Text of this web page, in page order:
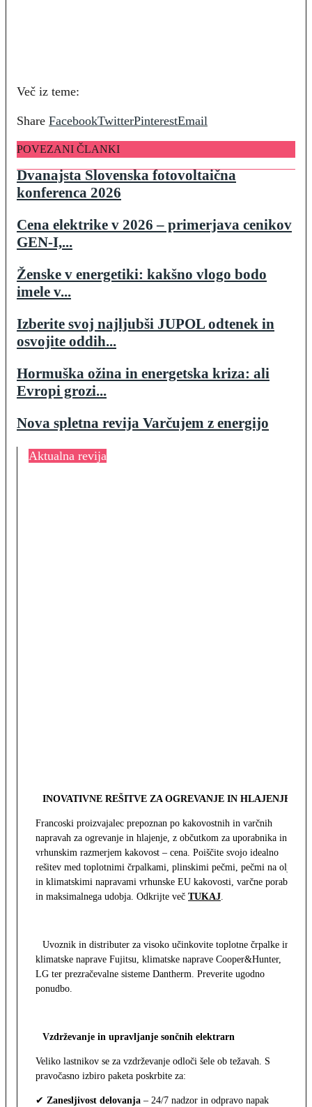
Več iz teme:
Share FacebookTwitterPinterestEmail
POVEZANI ČLANKI
Dvanajsta Slovenska fotovoltaična
konferenca 2026
Cena elektrike v 2026 – primerjava cenikov
GEN-I,...
Ženske v energetiki: kakšno vlogo bodo
imele v...
Izberite svoj najljubši JUPOL odtenek in
osvojite oddih...
Hormuška ožina in energetska kriza: ali
Evropi grozi...
Nova spletna revija Varčujem z energijo
Aktualna revija
INOVATIVNE REŠITVE ZA OGREVANJE IN HLAJENJE
Francoski proizvajalec prepoznan po kakovostnih in varčnih
napravah za ogrevanje in hlajenje, z občutkom za uporabnika in z
vrhunskim razmerjem kakovost – cena. Poiščite svojo idealno
rešitev med toplotnimi črpalkami, plinskimi pečmi, pečmi na olje
in klimatskimi napravami vrhunske EU kakovosti, varčne porabe
in maksimalnega udobja. Odkrijte več TUKAJ.
Uvoznik in distributer za visoko učinkovite toplotne črpalke in
klimatske naprave Fujitsu, klimatske naprave Cooper&Hunter,
LG ter prezračevalne sisteme Dantherm. Preverite ugodno
ponudbo.
Vzdrževanje in upravljanje sončnih elektrarn
Veliko lastnikov se za vzdrževanje odloči šele ob težavah. S
pravočasno izbiro paketa poskrbite za:
✔ Zanesljivost delovanja – 24/7 nadzor in odpravo napak